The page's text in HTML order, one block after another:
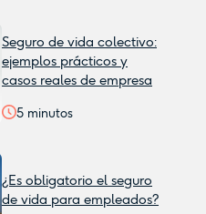
Seguro de vida colectivo:
ejemplos prácticos y
casos reales de empresa
5 minutos
¿Es obligatorio el seguro
de vida para empleados?